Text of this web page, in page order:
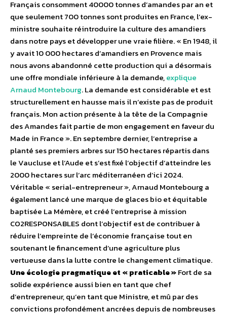
Français consomment 40000 tonnes d’amandes par an et
que seulement 700 tonnes sont produites en France, l’ex-
ministre souhaite réintroduire la culture des amandiers
dans notre pays et développer une vraie filière. « En 1948, il
y avait 10 000 hectares d’amandiers en Provence mais
nous avons abandonné cette production qui a désormais
une offre mondiale inférieure à la demande,explique
Arnaud Montebourg. La demande est considérable et est
structurellement en hausse mais il n’existe pas de produit
français. Mon action présente à la tête de la Compagnie
des Amandes fait partie de mon engagement en faveur du
Made in France ». En septembre dernier, l’entreprise a
planté ses premiers arbres sur 150 hectares répartis dans
le Vaucluse et l’Aude et s’est fixé l’objectif d’atteindre les
2000 hectares sur l’arc méditerranéen d’ici 2024.
Véritable « serial-entrepreneur », Arnaud Montebourg a
également lancé une marque de glaces bio et équitable
baptisée La Mémère, et créé l’entreprise à mission
CO2RESPONSABLES dont l’objectif est de contribuer à
réduire l’empreinte de l’économie française tout en
soutenant le financement d’une agriculture plus
vertueuse dans la lutte contre le changement climatique.
Une écologie pragmatique et « praticable »Fort de sa
solide expérience aussi bien en tant que chef
d’entrepreneur, qu’en tant que Ministre, et mû par des
convictions profondément ancrées depuis de nombreuses